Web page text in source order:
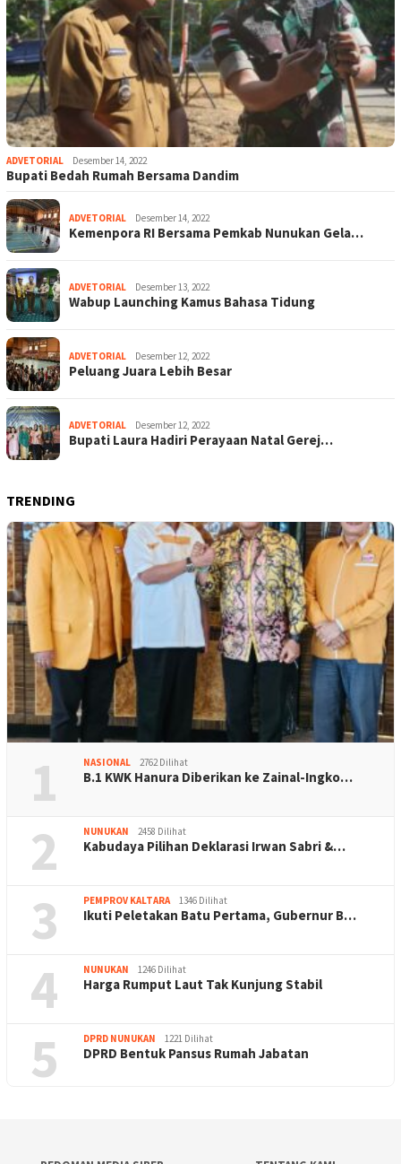
ADVETORIAL Desember 14, 2022
Bupati Bedah Rumah Bersama Dandim
ADVETORIAL Desember 14, 2022
Kemenpora RI Bersama Pemkab Nunukan Gela…
ADVETORIAL Desember 13, 2022
Wabup Launching Kamus Bahasa Tidung
ADVETORIAL Desember 12, 2022
Peluang Juara Lebih Besar
ADVETORIAL Desember 12, 2022
Bupati Laura Hadiri Perayaan Natal Gerej…
TRENDING
1 NASIONAL 2762 Dilihat
B.1 KWK Hanura Diberikan ke Zainal-Ingko…
2 NUNUKAN 2458 Dilihat
Kabudaya Pilihan Deklarasi Irwan Sabri &…
3 PEMPROV KALTARA 1346 Dilihat
Ikuti Peletakan Batu Pertama, Gubernur B…
4 NUNUKAN 1246 Dilihat
Harga Rumput Laut Tak Kunjung Stabil
5 DPRD NUNUKAN 1221 Dilihat
DPRD Bentuk Pansus Rumah Jabatan